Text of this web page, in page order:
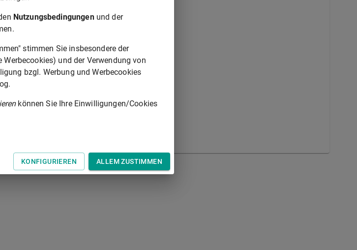
Gesetzes über die Kostenfreiheit des Schulwegs
bis5von5
Nutzungsbedingungenund der
stimmen Sie insbesondere der
und der Verwendung von
bzgl. Werbung und Werbecookies
können Sie Ihre Einwilligungen/Cookies
KONFIGURIEREN ALLEM ZUSTIMMEN